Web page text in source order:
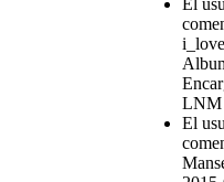
El
LNM
El